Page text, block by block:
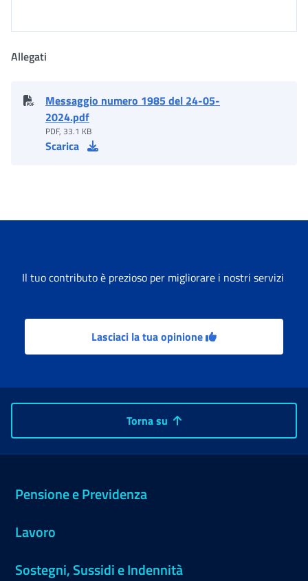
Allegati
Messaggio numero 1985 del 24-05-
2024.pdf
PDF, 33.1 KB
Scarica
Il tuo contributo è prezioso per migliorare i nostri servizi
Lasciaci la tua opinione
Torna su
Pensione e Previdenza
Lavoro
Sostegni, Sussidi e Indennità